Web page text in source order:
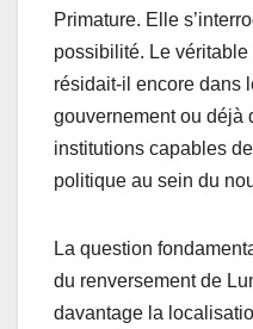
Primature. Elle
possibilité. Le
résidait-il encore dans
gouvernement ou déjà
institutions capables
politique au sein du
La question
du renversement de
davantage la